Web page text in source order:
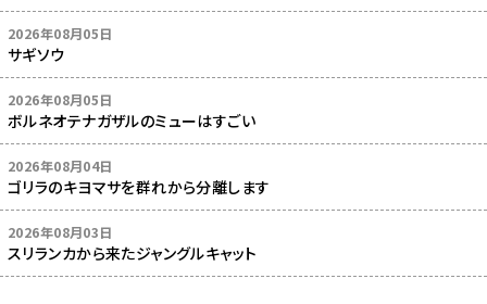
2026年08月05日
サギソウ
2026年08月05日
ボルネオテナガザルのミューはすごい
2026年08月04日
ゴリラのキヨマサを群れから分離します
2026年08月03日
スリランカから来たジャングルキャット